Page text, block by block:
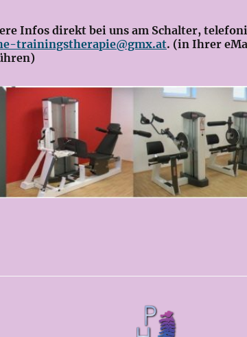
Infos direkt bei uns am Schalter,
trainingstherapie@gmx.at. (in Ihrer